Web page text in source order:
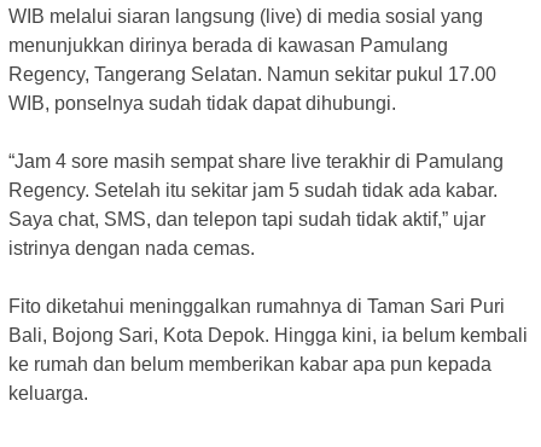
WIB melalui siaran langsung (live) di media sosial yang
menunjukkan dirinya berada di kawasan Pamulang
Regency, Tangerang Selatan. Namun sekitar pukul 17.00
WIB, ponselnya sudah tidak dapat dihubungi.
‎“Jam 4 sore masih sempat share live terakhir di Pamulang
Regency. Setelah itu sekitar jam 5 sudah tidak ada kabar.
Saya chat, SMS, dan telepon tapi sudah tidak aktif,” ujar
istrinya dengan nada cemas.
‎Fito diketahui meninggalkan rumahnya di Taman Sari Puri
Bali, Bojong Sari, Kota Depok. Hingga kini, ia belum kembali
ke rumah dan belum memberikan kabar apa pun kepada
keluarga.